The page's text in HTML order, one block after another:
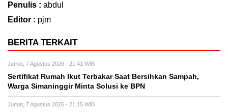
Penulis : abdul
Editor : pjm
BERITA TERKAIT
Jumat, 7 Agustus 2026 - 21:41 WIB
Sertifikat Rumah Ikut Terbakar Saat Bersihkan Sampah,
Warga Simaninggir Minta Solusi ke BPN
Jumat, 7 Agustus 2026 - 21:15 WIB